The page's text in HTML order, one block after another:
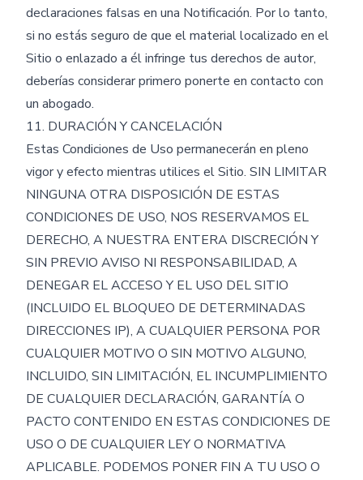
declaraciones falsas en una Notificación. Por lo tanto,
si no estás seguro de que el material localizado en el
Sitio o enlazado a él infringe tus derechos de autor,
deberías considerar primero ponerte en contacto con
un abogado.
11. DURACIÓN Y CANCELACIÓN
Estas Condiciones de Uso permanecerán en pleno
vigor y efecto mientras utilices el Sitio. SIN LIMITAR
NINGUNA OTRA DISPOSICIÓN DE ESTAS
CONDICIONES DE USO, NOS RESERVAMOS EL
DERECHO, A NUESTRA ENTERA DISCRECIÓN Y
SIN PREVIO AVISO NI RESPONSABILIDAD, A
DENEGAR EL ACCESO Y EL USO DEL SITIO
(INCLUIDO EL BLOQUEO DE DETERMINADAS
DIRECCIONES IP), A CUALQUIER PERSONA POR
CUALQUIER MOTIVO O SIN MOTIVO ALGUNO,
INCLUIDO, SIN LIMITACIÓN, EL INCUMPLIMIENTO
DE CUALQUIER DECLARACIÓN, GARANTÍA O
PACTO CONTENIDO EN ESTAS CONDICIONES DE
USO O DE CUALQUIER LEY O NORMATIVA
APLICABLE. PODEMOS PONER FIN A TU USO O